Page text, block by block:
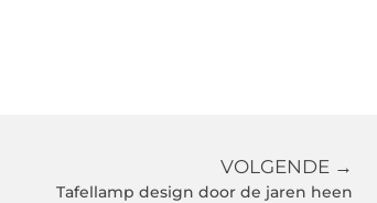
VOLGENDE →
Tafellamp design door de jaren heen